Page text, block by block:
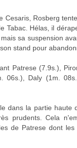
Cesaris, Rosberg
Tabac. Hélas, il
sa suspension
stand pour
Patrese (7.9s.),
06s.), Daly (1m.
dans la partie haute
prudents. Cela
de Patrese dont